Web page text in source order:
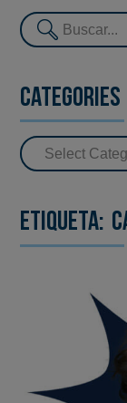
Categories
Etiqueta: